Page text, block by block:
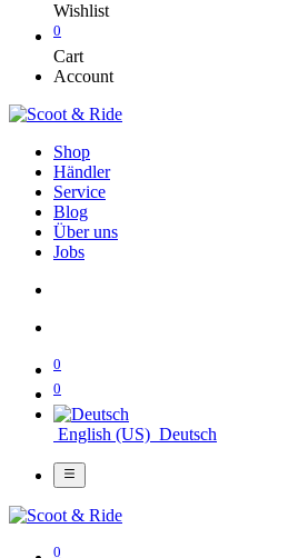
Wishlist
0
Cart
Account
Shop
Händler
Service
Blog
Über uns
Jobs
0
0
English (US) Deutsch
0